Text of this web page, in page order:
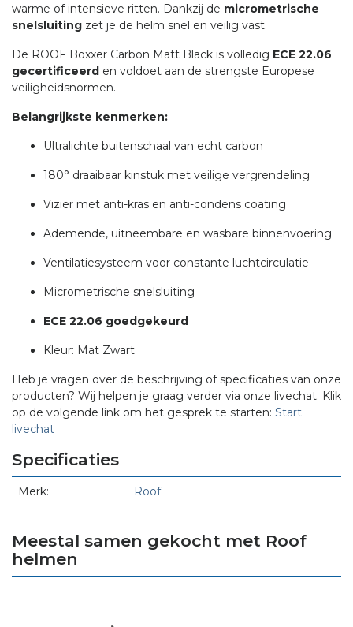
warme of intensieve ritten. Dankzij de micrometrische
snelsluiting zet je de helm snel en veilig vast.
De ROOF Boxxer Carbon Matt Black is volledig ECE 22.06
gecertificeerd en voldoet aan de strengste Europese
veiligheidsnormen.
Belangrijkste kenmerken:
Ultralichte buitenschaal van echt carbon
180° draaibaar kinstuk met veilige vergrendeling
Vizier met anti-kras en anti-condens coating
Ademende, uitneembare en wasbare binnenvoering
Ventilatiesysteem voor constante luchtcirculatie
Micrometrische snelsluiting
ECE 22.06 goedgekeurd
Kleur: Mat Zwart
Heb je vragen over de beschrijving of specificaties van onze
producten? Wij helpen je graag verder via onze livechat. Klik
op de volgende link om het gesprek te starten: Start
livechat
Specificaties
Merk: Roof
Meestal samen gekocht met Roof
helmen